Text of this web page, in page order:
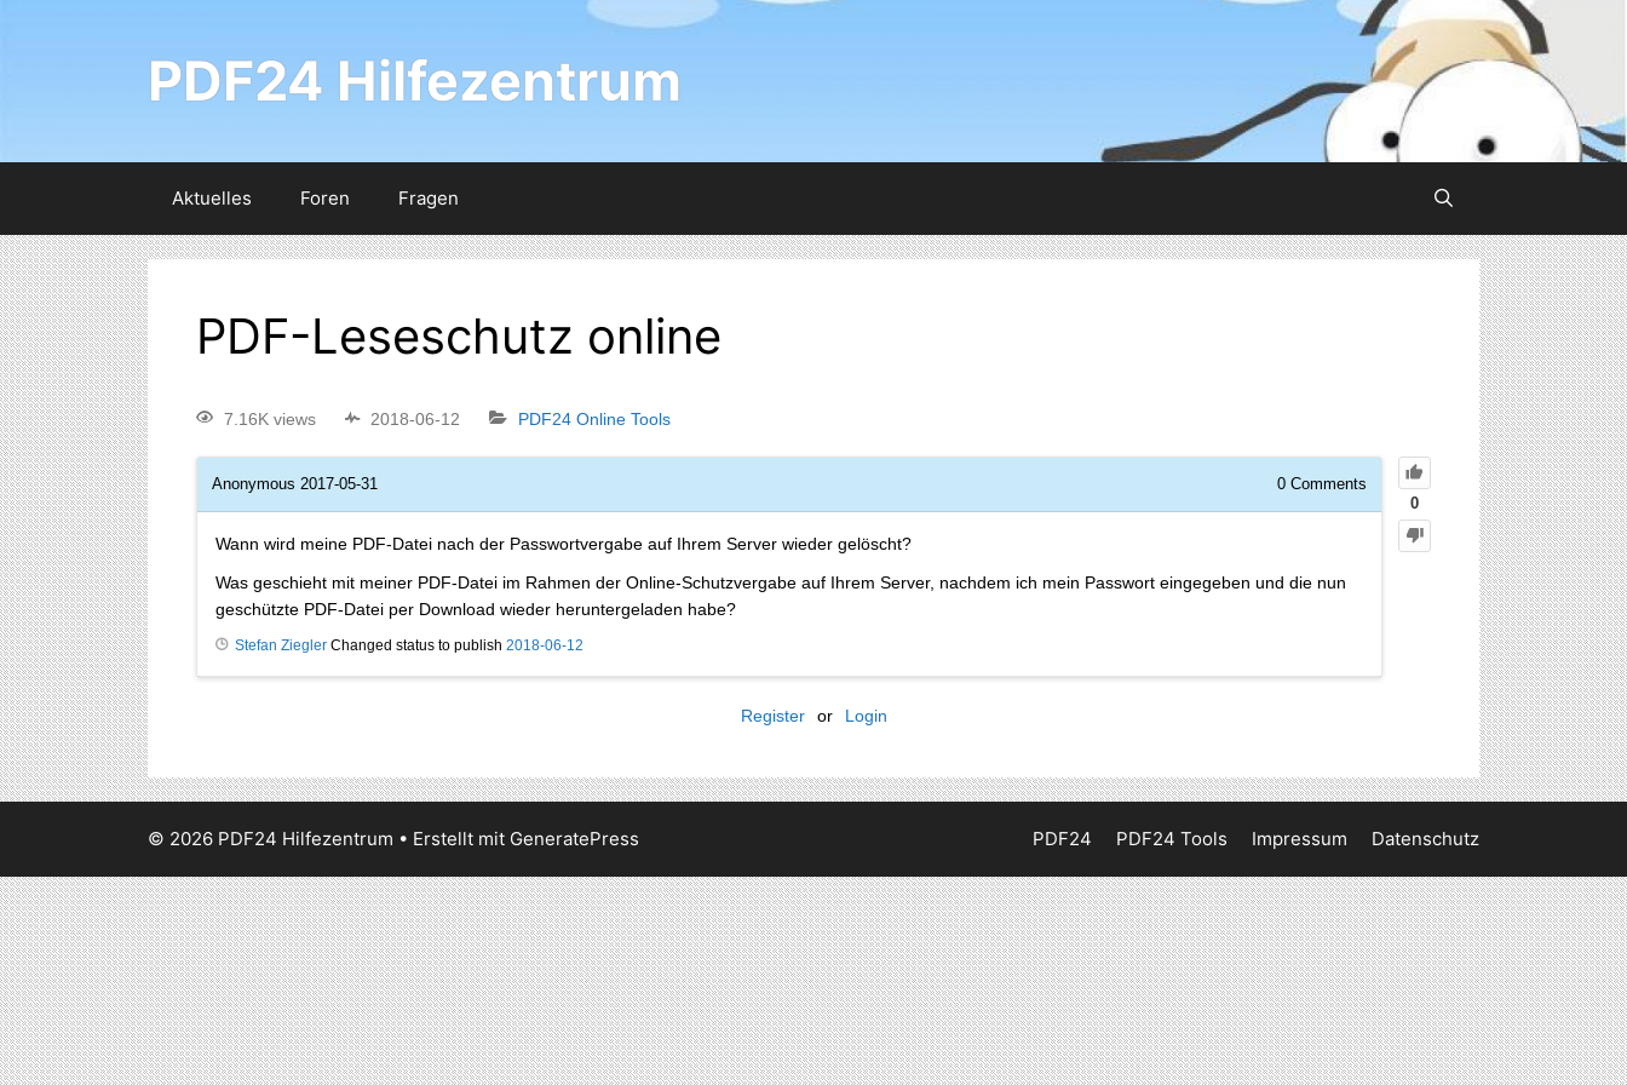
PDF24 Hilfezentrum
Aktuelles Foren Fragen
PDF-Leseschutz online
7.16K views 2018-06-12 PDF24 Online Tools
0
Anonymous 2017-05-31 0 Comments
Wann wird meine PDF-Datei nach der Passwortvergabe auf Ihrem Server wieder gelöscht?
Was geschieht mit meiner PDF-Datei im Rahmen der Online-Schutzvergabe auf Ihrem Server, nachdem ich mein Passwort eingegeben und die nun
geschützte PDF-Datei per Download wieder heruntergeladen habe?
Stefan Ziegler Changed status to publish 2018-06-12
Register or Login
PDF24 PDF24 Tools Impressum Datenschutz
© 2026 PDF24 Hilfezentrum • Erstellt mit GeneratePress